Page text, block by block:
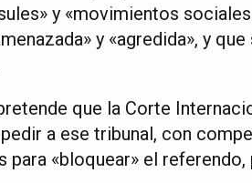
y «movimientos
y «agredida», y
que la Corte
a ese tribunal, con
«bloquear» el referendo,